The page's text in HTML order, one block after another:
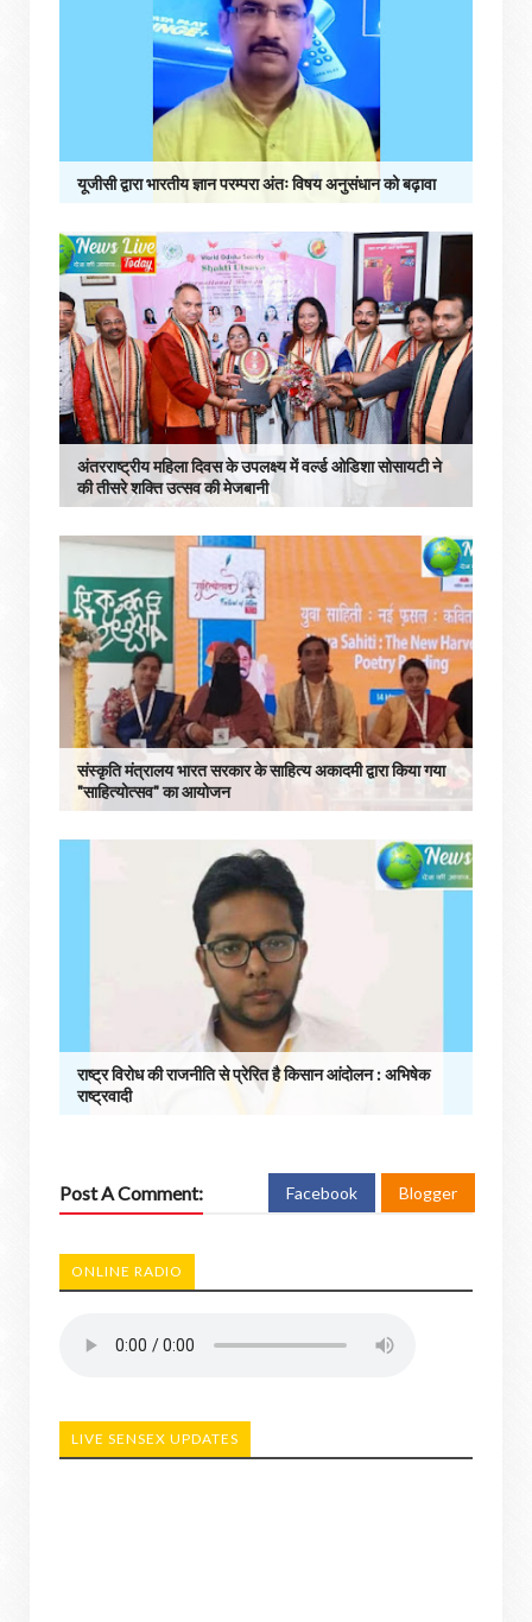
यूजीसी द्वारा भारतीय ज्ञान परम्परा अंतः विषय अनुसंधान को बढ़ावा
अंतरराष्ट्रीय महिला दिवस के उपलक्ष्य में वर्ल्ड ओडिशा सोसायटी ने
की तीसरे शक्ति उत्सव की मेजबानी
संस्कृति मंत्रालय भारत सरकार के साहित्य अकादमी द्वारा किया गया
"साहित्योत्सव" का आयोजन
राष्ट्र विरोध की राजनीति से प्रेरित है किसान आंदोलन : अभिषेक
राष्ट्रवादी
Post A Comment: Facebook Blogger
ONLINE RADIO
LIVE SENSEX UPDATES